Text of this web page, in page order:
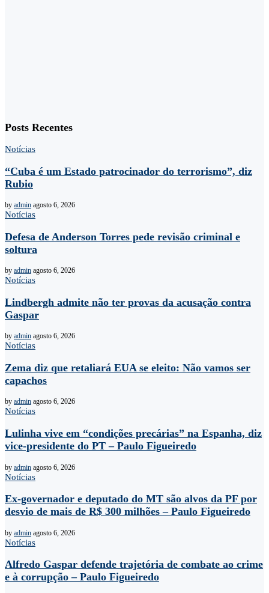
Posts Recentes
Notícias
“Cuba é um Estado patrocinador do terrorismo”, diz
Rubio
by admin agosto 6, 2026
Notícias
Defesa de Anderson Torres pede revisão criminal e
soltura
by admin agosto 6, 2026
Notícias
Lindbergh admite não ter provas da acusação contra
Gaspar
by admin agosto 6, 2026
Notícias
Zema diz que retaliará EUA se eleito: Não vamos ser
capachos
by admin agosto 6, 2026
Notícias
Lulinha vive em “condições precárias” na Espanha, diz
vice-presidente do PT – Paulo Figueiredo
by admin agosto 6, 2026
Notícias
Ex-governador e deputado do MT são alvos da PF por
desvio de mais de R$ 300 milhões – Paulo Figueiredo
by admin agosto 6, 2026
Notícias
Alfredo Gaspar defende trajetória de combate ao crime
e à corrupção – Paulo Figueiredo